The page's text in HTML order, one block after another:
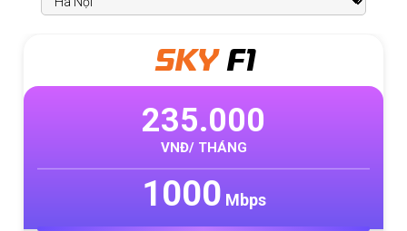
SKYF1
235.000
VNĐ/ THÁNG
1000 Mbps